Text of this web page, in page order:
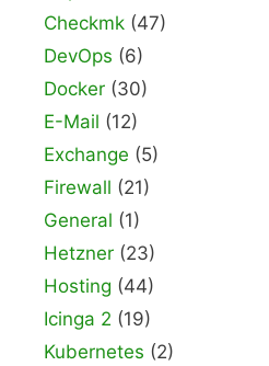
Checkmk (47)
DevOps (6)
Docker (30)
E-Mail (12)
Exchange (5)
Firewall (21)
General (1)
Hetzner (23)
Hosting (44)
Icinga 2 (19)
Kubernetes (2)